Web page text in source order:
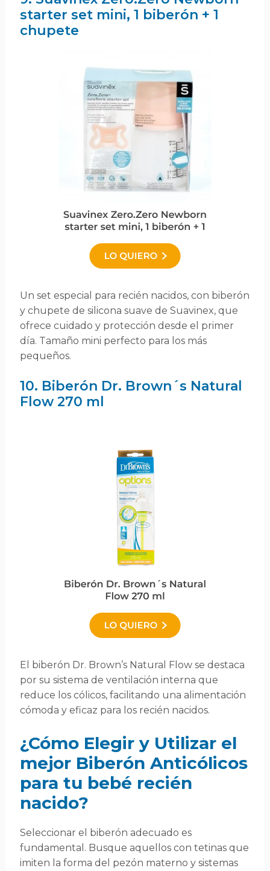
starter set mini, 1 biberón + 1
chupete
Un set especial para recién nacidos, con biberón
y chupete de silicona suave de Suavinex, que
ofrece cuidado y protección desde el primer
día. Tamaño mini perfecto para los más
pequeños.
10. Biberón Dr. Brown´s Natural
Flow 270 ml
El biberón Dr. Brown’s Natural Flow se destaca
por su sistema de ventilación interna que
reduce los cólicos, facilitando una alimentación
cómoda y eficaz para los recién nacidos.
¿Cómo Elegir y Utilizar el
mejor Biberón Anticólicos
para tu bebé recién
nacido?
Seleccionar el biberón adecuado es
fundamental. Busque aquellos con tetinas que
imiten la forma del pezón materno y sistemas